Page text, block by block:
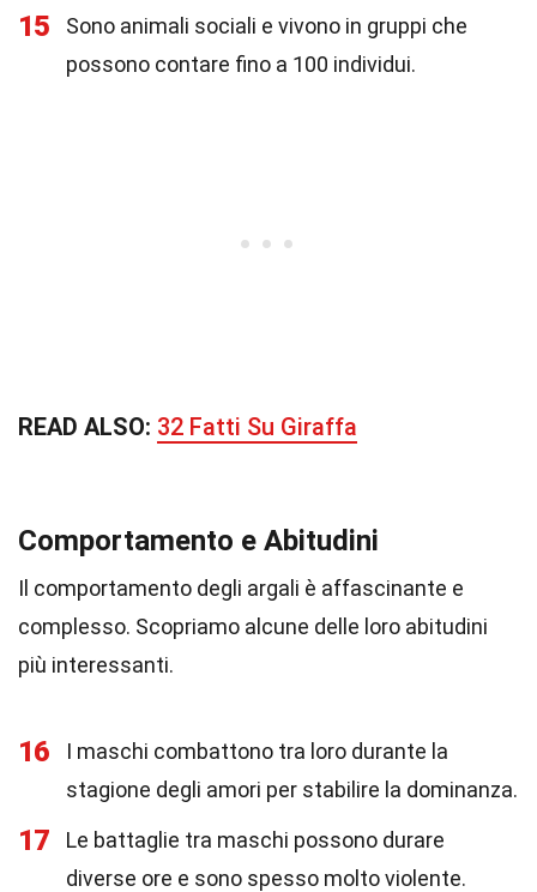
15
Sono animali sociali e vivono in gruppi che
possono contare fino a 100 individui.
READ ALSO: 32 Fatti Su Giraffa
Comportamento e Abitudini
Il comportamento degli argali è affascinante e
complesso. Scopriamo alcune delle loro abitudini
più interessanti.
16
I maschi combattono tra loro durante la
stagione degli amori per stabilire la dominanza.
17
Le battaglie tra maschi possono durare
diverse ore e sono spesso molto violente.